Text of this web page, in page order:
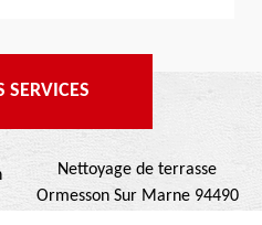
SERVICES
Nettoyage de terrasse
Ormesson Sur Marne 94490